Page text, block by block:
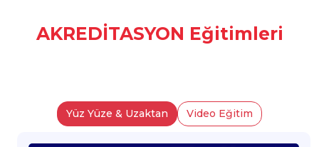
AKREDİTASYON Eğitimleri
Yüz Yüze & Uzaktan Video Eğitim